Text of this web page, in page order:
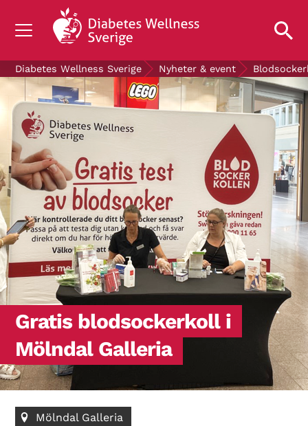
OM DIABETES
STÖD OSS
FORSKNING
NYHETER & EVENT
OM OSS
GRATIS DIABETESPRODUKTER
Blodsockerkollen
Diabetes Wellness Sverige Nyheter & event
Gratis blodsockerkoll i
Mölndal Galleria
Mölndal Galleria